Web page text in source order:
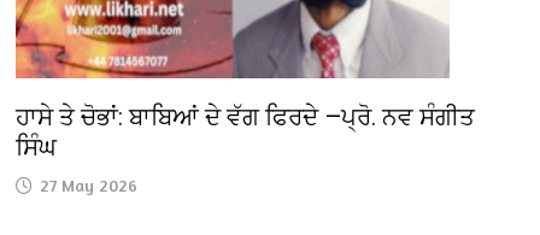
ਹਾਸੇ ਤੇ ਚੋਭਾਂ: ਬਾਬਿਆਂ ਦੇ ਵੱਗ ਫਿਰਦੇ —ਪ੍ਰੋ. ਨਵ ਸੰਗੀਤ
ਸਿੰਘ
27 May 2026